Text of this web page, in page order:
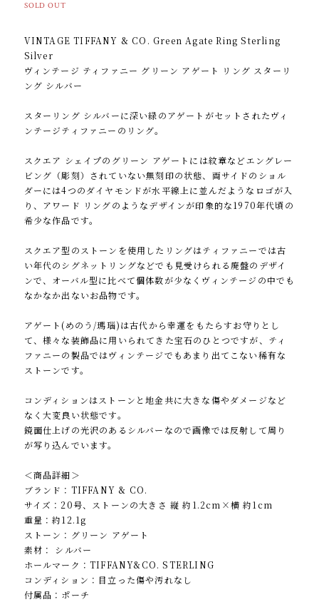
SOLD OUT
VINTAGE TIFFANY & CO. Green Agate Ring Sterling
Silver
ヴィンテージ ティファニー グリーン アゲート リング スターリ
ング シルバー
スターリング シルバーに深い緑のアゲートがセットされたヴィ
ンテージティファニーのリング。
スクエア シェイプのグリーン アゲートには紋章などエングレー
ビング（彫刻）されていない無刻印の状態、両サイドのショル
ダーには4つのダイヤモンドが水平線上に並んだようなロゴが入
り、アワード リングのようなデザインが印象的な1970年代頃の
希少な作品です。
スクエア型のストーンを使用したリングはティファニーでは古
い年代のシグネットリングなどでも見受けられる廃盤のデザイ
ンで、オーバル型に比べて個体数が少なくヴィンテージの中でも
なかなか出ないお品物です。
アゲート(めのう/瑪瑙)は古代から幸運をもたらすお守りとし
て、様々な装飾品に用いられてきた宝石のひとつですが、ティ
ファニーの製品ではヴィンテージでもあまり出てこない稀有な
ストーンです。
コンディションはストーンと地金共に大きな傷やダメージなど
なく大変良い状態です。
鏡面仕上げの光沢のあるシルバーなので画像では反射して周り
が写り込んでいます。
＜商品詳細＞
ブランド：TIFFANY & CO.
サイズ：20号、ストーンの大きさ 縦 約1.2cm×横 約1cm
重量：約12.1g
ストーン：グリーン アゲート
素材： シルバー
ホールマーク：TIFFANY&CO. STERLING
コンディション：目立った傷や汚れなし
付属品：ポーチ